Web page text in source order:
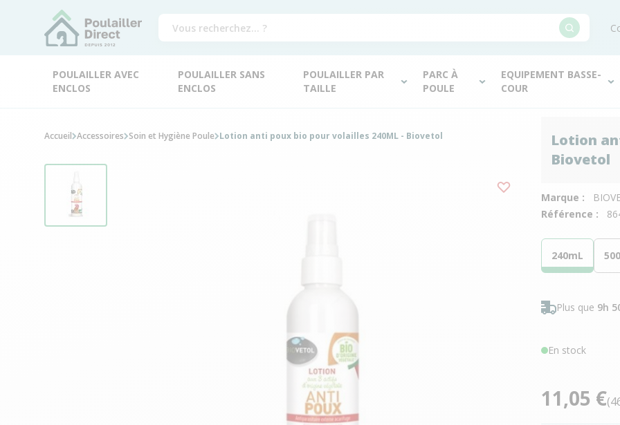
POULAILLER AVEC
ENCLOS
POULAILLER SANS
ENCLOS
POULAILLER PAR
TAILLE
PARC À
POULE
EQUIPEMENT BASSE-
COUR
Lotion
Biovetol
Marque :
Référence :
240mL
Plus que 9h
En stock
11,05 €
Accueil Accessoires Soin et Hygiène Poule Lotion anti poux bio pour volailles 240ML - Biovetol